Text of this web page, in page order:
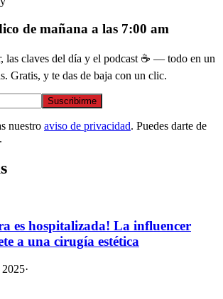
de mañana a las 7:00 am
las claves del día y el podcast ☕ — todo en un
Gratis, y te das de baja con un clic.
Suscribirme
nuestro aviso de privacidad. Puedes darte de
es hospitalizada! La influencer
a una cirugía estética
2025·